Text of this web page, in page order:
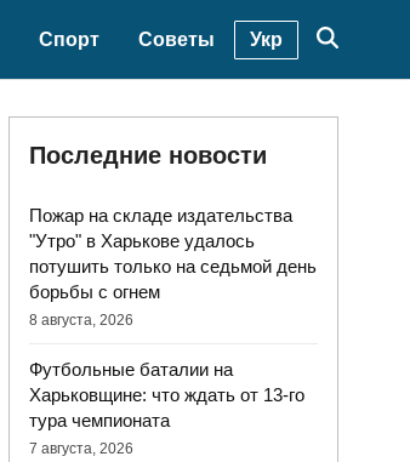
Спорт Советы Укр
Последние новости
Пожар на складе издательства
"Утро" в Харькове удалось
потушить только на седьмой день
борьбы с огнем
8 августа, 2026
Футбольные баталии на
Харьковщине: что ждать от 13-го
тура чемпионата
7 августа, 2026